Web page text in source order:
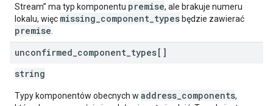
Stream” ma typ komponentu premise, ale brakuje numeru
lokalu, więc missing_component_types będzie zawierać
premise
unconfirmed component types[]
string
Typy komponentów obecnych w address_components,